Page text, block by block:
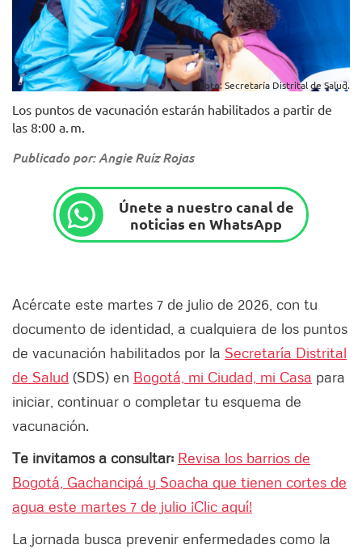
Foto: Secretaría Distrital de Salud.
Los puntos de vacunación estarán habilitados a partir de
las 8:00 a. m.
Publicado por: Angie Ruíz Rojas
Únete a nuestro canal de
noticias en WhatsApp
Acércate este martes 7 de julio de 2026, con tu
documento de identidad, a cualquiera de los puntos
de vacunación habilitados por la Secretaría Distrital
de Salud (SDS) en Bogotá, mi Ciudad, mi Casa para
iniciar, continuar o completar tu esquema de
vacunación.
Te invitamos a consultar: Revisa los barrios de
Bogotá, Gachancipá y Soacha que tienen cortes de
agua este martes 7 de julio ¡Clic aquí!
La jornada busca prevenir enfermedades como la